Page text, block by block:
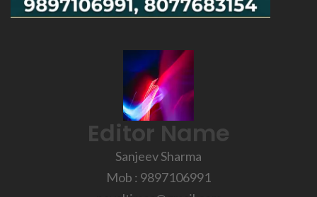
Editor Name
Sanjeev Sharma
Mob : 9897106991